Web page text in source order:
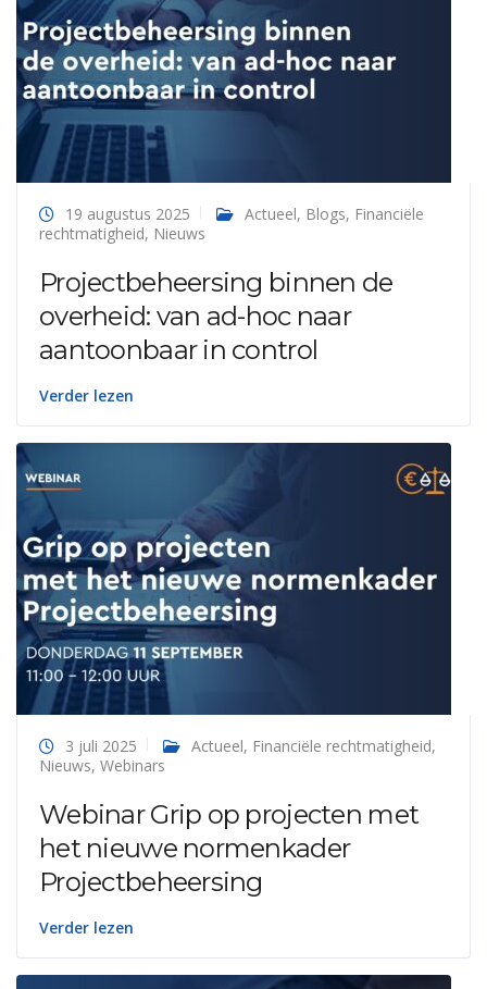
19 augustus 2025 Actueel, Blogs, Financiële
rechtmatigheid, Nieuws
Projectbeheersing binnen de
overheid: van ad-hoc naar
aantoonbaar in control
Verder lezen
3 juli 2025 Actueel, Financiële rechtmatigheid,
Nieuws, Webinars
Webinar Grip op projecten met
het nieuwe normenkader
Projectbeheersing
Verder lezen